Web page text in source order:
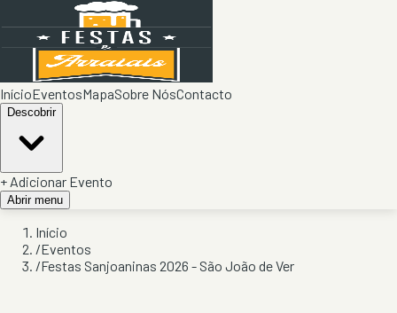
InícioEventosMapaSobre NósContacto
Descobrir
+ Adicionar Evento
Abrir menu
Início
/Eventos
/Festas Sanjoaninas 2026 - São João de Ver